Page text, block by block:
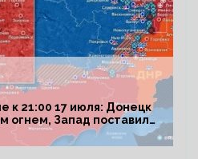
к 21:00 17 июля: Донецк
огнем, Запад поставил